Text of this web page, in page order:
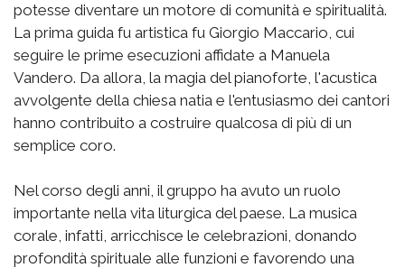
potesse diventare un motore di comunità e spiritualità.
La prima guida fu artistica fu Giorgio Maccario, cui
seguire le prime esecuzioni affidate a Manuela
Vandero. Da allora, la magia del pianoforte, l'acustica
avvolgente della chiesa natia e l'entusiasmo dei cantori
hanno contribuito a costruire qualcosa di più di un
semplice coro.
Nel corso degli anni, il gruppo ha avuto un ruolo
importante nella vita liturgica del paese. La musica
corale, infatti, arricchisce le celebrazioni, donando
profondità spirituale alle funzioni e favorendo una